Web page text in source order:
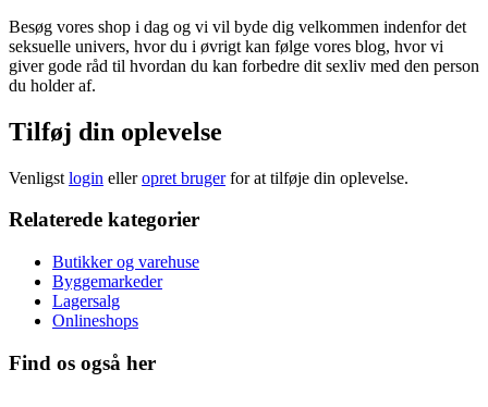
Besøg vores shop i dag og vi vil byde dig velkommen indenfor det
seksuelle univers, hvor du i øvrigt kan følge vores blog, hvor vi
giver gode råd til hvordan du kan forbedre dit sexliv med den person
du holder af.
Tilføj din oplevelse
Venligst login elleropret brugerfor at tilføje din oplevelse.
Relaterede kategorier
Butikker og varehuse
Byggemarkeder
Lagersalg
Onlineshops
Find os også her